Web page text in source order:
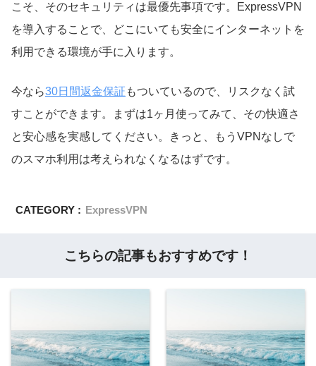
こそ、そのセキュリティは最優先事項です。ExpressVPN
を導入することで、どこにいても安全にインターネットを
利用できる環境が手に入ります。
今なら30日間返金保証 もついているので、リスクなく試
すことができます。まずは1ヶ月使ってみて、その快適さ
と安心感を実感してください。きっと、もうVPNなしで
のスマホ利用は考えられなくなるはずです。
CATEGORY : ExpressVPN
こちらの記事もおすすめです！